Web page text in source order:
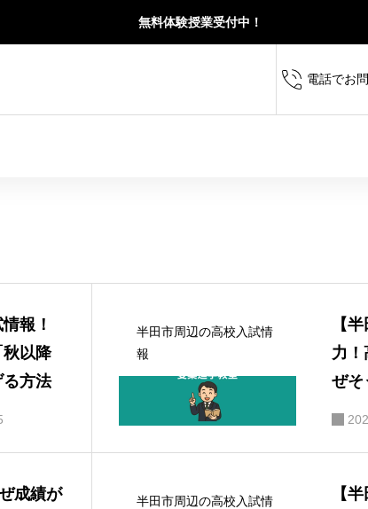
無料体験授業受付中！
電話でお
られる思考力・読解力・記述力を育て、受
をバランスよく伸ばします。
貫校を受検する小５・小６コース
定期テスト対策か
校・横須賀高校を
に成績を伸ばします
成績
報！
以降
方法
半田市周辺の高校入試情
報
【
力！
ぜそ
進学
成績が
半田市周辺の高校入試情
【